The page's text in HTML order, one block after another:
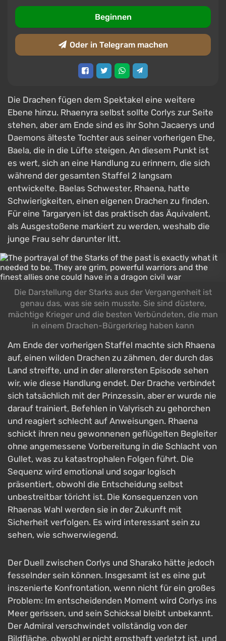
Beginnen
Oder in Telegram machen
Die Drachen fügen dem Spektakel eine weitere
Ebene hinzu. Rhaenyra selbst sollte Corlys zur Seite
stehen, aber am Ende sind es ihr Sohn Jacaerys und
Daemons älteste Tochter aus seiner vorherigen Ehe,
Baela, die in die Lüfte steigen. An diesem Punkt ist
es wert, sich an eine Handlung zu erinnern, die sich
während der gesamten Staffel 2 langsam
entwickelte. Baelas Schwester, Rhaena, hatte
Schwierigkeiten, einen eigenen Drachen zu finden.
Für eine Targaryen ist das praktisch das Äquivalent,
als Ausgestoßene markiert zu werden, weshalb die
junge Frau sehr darunter litt.
Die Darstellung der Starks aus der Vergangenheit ist
genau das, was sie sein musste. Sie sind düstere,
mächtige Krieger und die besten Verbündeten, die man
in einem Drachen-Bürgerkrieg haben kann
Am Ende der vorherigen Staffel machte sich Rhaena
auf, einen wilden Drachen zu zähmen, der durch das
Land streifte, und in der allerersten Episode sehen
wir, wie diese Handlung endet. Der Drache verbindet
sich tatsächlich mit der Prinzessin, aber er wurde nie
darauf trainiert, Befehlen in Valyrisch zu gehorchen
und reagiert schlecht auf Anweisungen. Rhaena
schickt ihren neu gewonnenen geflügelten Begleiter
ohne angemessene Vorbereitung in die Schlacht von
Gullet, was zu katastrophalen Folgen führt. Die
Sequenz wird emotional und sogar logisch
präsentiert, obwohl die Entscheidung selbst
unbestreitbar töricht ist. Die Konsequenzen von
Rhaenas Wahl werden sie in der Zukunft mit
Sicherheit verfolgen. Es wird interessant sein zu
sehen, wie schwerwiegend.
Der Duell zwischen Corlys und Sharako hätte jedoch
fesselnder sein können. Insgesamt ist es eine gut
inszenierte Konfrontation, wenn nicht für ein großes
Problem: Im entscheidenden Moment wird Corlys ins
Meer gerissen, und sein Schicksal bleibt unbekannt.
Der Admiral verschwindet vollständig von der
Bildfläche, obwohl er nicht ernsthaft verletzt ist, und